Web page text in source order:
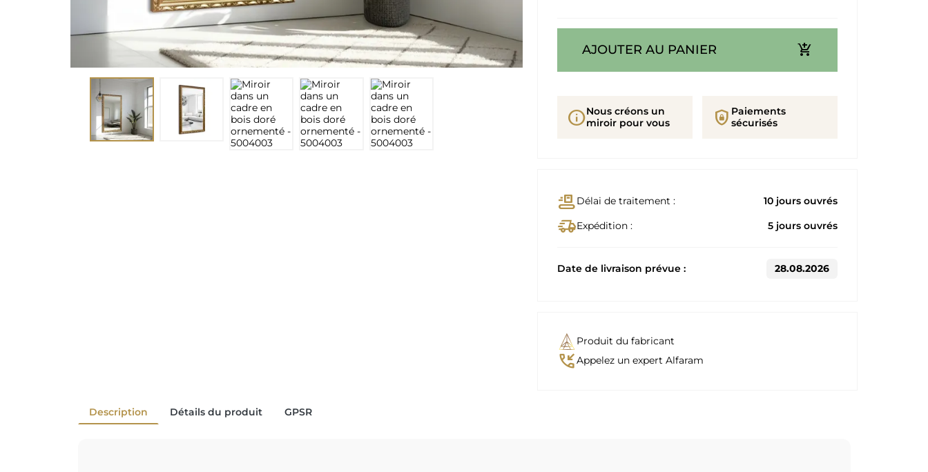
AJOUTER AU PANIER add_shopping_cart
infoNous créons un
miroir pour vous
shield_lock Paiements
sécurisés
conveyor_beltDélai de traitement : 10 jours ouvrés
delivery_truck_speedExpédition : 5 jours ouvrés
Date de livraison prévue : 28.08.2026
Produit du fabricant
phone_callbackAppelez un expert Alfaram
Description Détails du produit GPSR